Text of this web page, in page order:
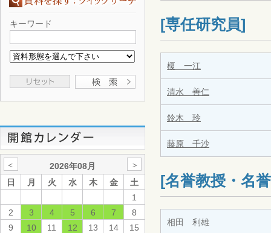
キーワード
＜ 2026年08月
＞
日
月 火 水 木 金
土
1
2
3 4 5 6 7
8
9
10 11 12 13 14
15
[専任研究員]
榎 一江
清水 善仁
鈴木 玲
藤原 千沙
[名誉教授・名
相田 利雄